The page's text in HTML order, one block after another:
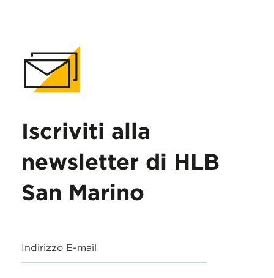
Iscriviti alla
newsletter di HLB
San Marino
Indirizzo E-mail